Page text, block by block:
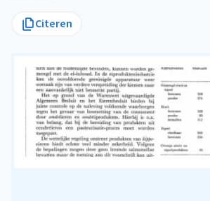
Citeren